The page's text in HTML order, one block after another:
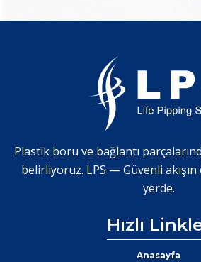
Plastik boru ve bağlantı
belirliyoruz. LPS — Güvenli
yerde.
Hızlı
Anasayfa